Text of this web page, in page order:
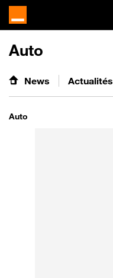
Auto
News Actualités
Auto